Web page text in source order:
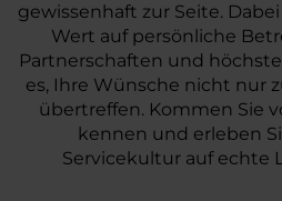
gewissenhaft zur Seite.
Wert auf persönliche
Partnerschaften und
es, Ihre Wünsche nicht nur
übertreffen. Kommen Sie
kennen und erleben
Servicekultur auf echte